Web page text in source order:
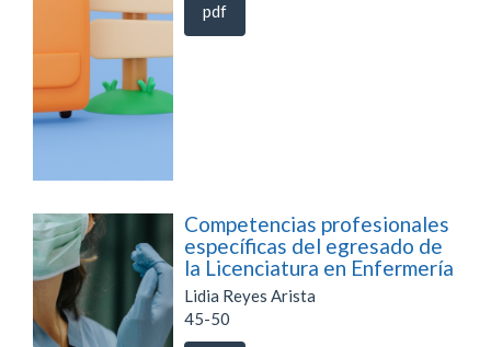
pdf
Competencias profesionales
específicas del egresado de
la Licenciatura en Enfermería
Lidia Reyes Arista
45-50